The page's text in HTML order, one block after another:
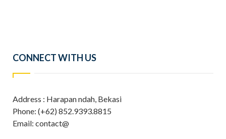
CONNECT WITH US
Address : Harapan ndah, Bekasi
Phone: (+62) 852.9393.8815
Email: contact@